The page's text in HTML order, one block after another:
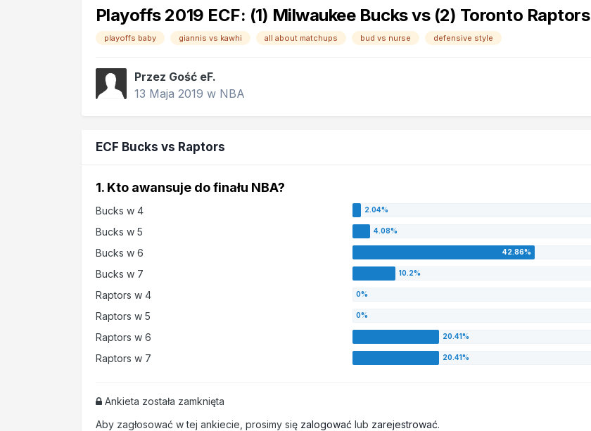
Playoffs 2019 ECF: (1) Milwaukee Bucks vs (2) Toronto Raptors
playoffs baby giannis vs kawhi all about matchups bud vs nurse defensive style
Przez Gość eF.
13 Maja 2019 w NBA
ECF Bucks vs Raptors
1. Kto awansuje do finału NBA?
Bucks w 4
Bucks w 5
Bucks w 6
Bucks w 7
Raptors w 4
Raptors w 5
Raptors w 6
Raptors w 7
Ankieta została zamknięta
Aby zagłosować w tej ankiecie, prosimy się zalogować lub zarejestrować.